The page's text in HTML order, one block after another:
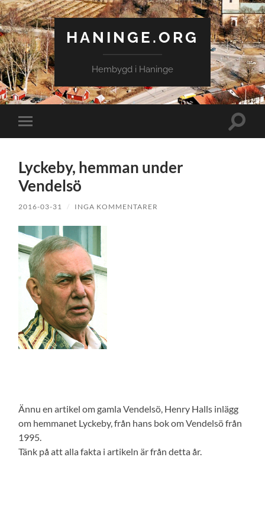
HANINGE.ORG
Hembygd i Haninge
Slå
på/av
Slå
Lyckeby, hemman under
Vendelsö
2016-03-31 / INGA KOMMENTARER
Ännu en artikel om gamla Vendelsö, Henry Halls inlägg
om hemmanet Lyckeby, från hans bok om Vendelsö från
1995.
Tänk på att alla fakta i artikeln är från detta år.